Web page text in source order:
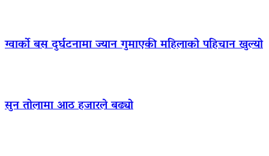
ग्वार्को बस दुर्घटनामा ज्यान गुमाएकी महिलाको पहिचान खुल्यो
सुन तोलामा आठ हजारले बढ्यो